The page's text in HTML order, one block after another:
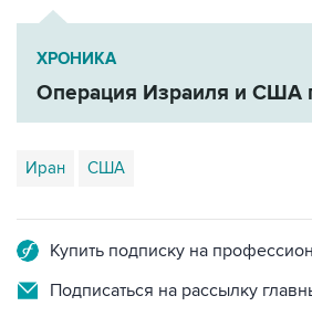
ХРОНИКА
Операция Израиля и США
Иран США
Купить подписку на
Подписаться на рассылку